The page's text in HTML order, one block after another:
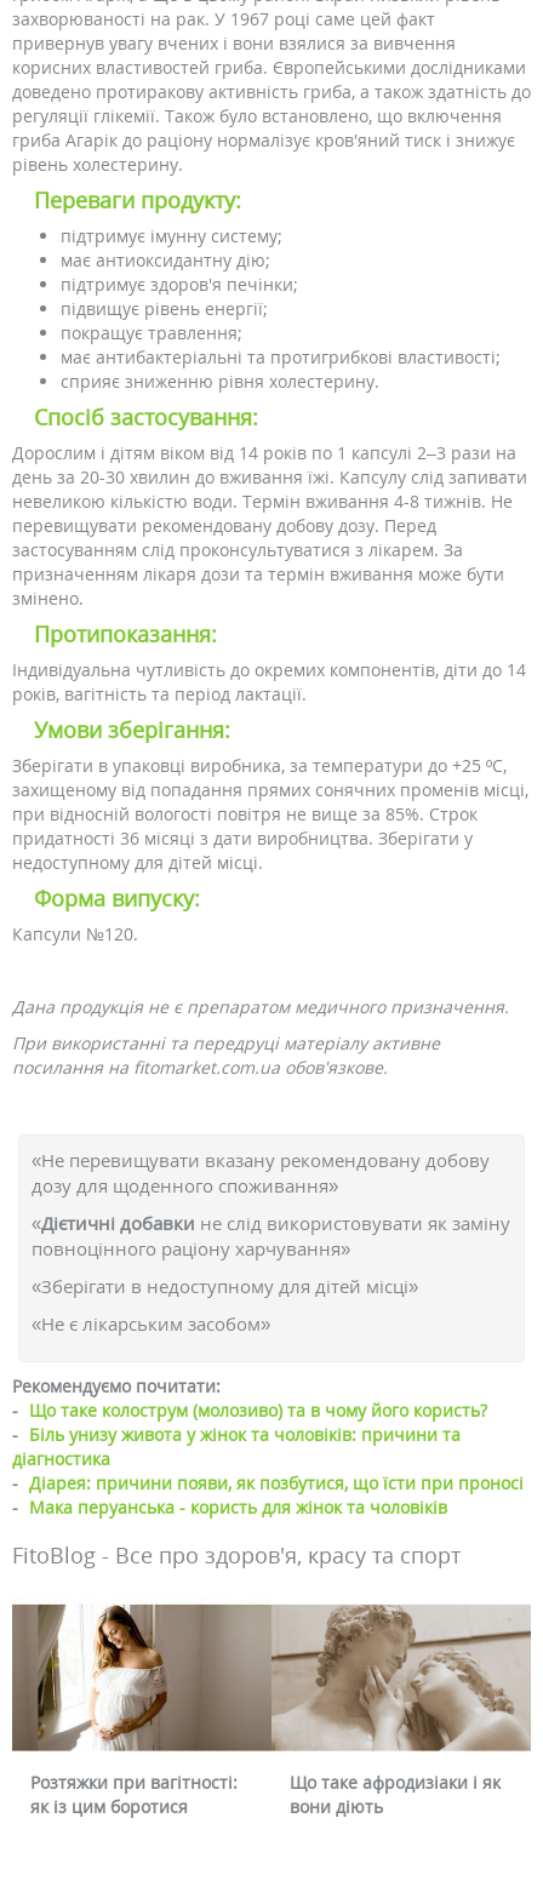
захворюваності на рак. У 1967 році саме цей факт
привернув увагу вчених і вони взялися за вивчення
корисних властивостей гриба. Європейськими дослідниками
доведено протиракову активність гриба, а також здатність до
регуляції глікемії. Також було встановлено, що включення
гриба Агарік до раціону нормалізує кров'яний тиск і знижує
рівень холестерину.
Переваги продукту:
підтримує імунну систему;
має антиоксидантну дію;
підтримує здоров'я печінки;
підвищує рівень енергії;
покращує травлення;
має антибактеріальні та протигрибкові властивості;
сприяє зниженню рівня холестерину.
Спосіб застосування:
Дорослим і дітям віком від 14 років по 1 капсулі 2–3 рази на
день за 20-30 хвилин до вживання їжі. Капсулу слід запивати
невеликою кількістю води. Термін вживання 4-8 тижнів. Не
перевищувати рекомендовану добову дозу. Перед
застосуванням слід проконсультуватися з лікарем. За
призначенням лікаря дози та термін вживання може бути
змінено.
Протипоказання:
Індивідуальна чутливість до окремих компонентів, діти до 14
років, вагітність та період лактації.
Умови зберігання:
Зберігати в упаковці виробника, за температури до +25 ºС,
захищеному від попадання прямих сонячних променів місці,
при відносній вологості повітря не вище за 85%. Строк
придатності 36 місяці з дати виробництва. Зберігати у
недоступному для дітей місці.
Форма випуску:
Капсули №120.
Дана продукція не є препаратом медичного призначення.
При використанні та передруці матеріалу активне
посилання на fitomarket.com.ua обов'язкове.
«Не перевищувати вказану рекомендовану добову
дозу для щоденного споживання»
«Дієтичні добавки не слід використовувати як заміну
повноцінного раціону харчування»
«Зберігати в недоступному для дітей місці»
«Не є лікарським засобом»
Рекомендуємо почитати:
- Що таке колострум (молозиво) та в чому його користь?
- Біль унизу живота у жінок та чоловіків: причини та
діагностика
- Діарея: причини появи, як позбутися, що їсти при проносі
- Мака перуанська - користь для жінок та чоловіків
FitoBlog - Все про здоров'я, красу та спорт
Що таке афродизіаки і як
вони діють
Чому червоніє обличчя і
чи можна це прибрати